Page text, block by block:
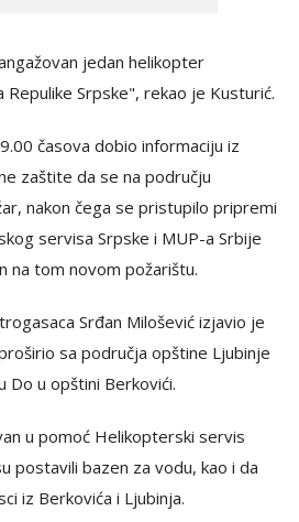
jedan helikopter
Srpske", rekao je Kusturić.
časova dobio informaciju iz
zaštite da se na području
nakon čega se pristupilo pripremi
servisa Srpske i MUP-a Srbije
na tom novom požarištu.
Srđan Milošević izjavio je
sa područja opštine Ljubinje
Do u opštini Berkovići.
u pomoć Helikopterski servis
postavili bazen za vodu, kao i da
iz Berkovića i Ljubinja.